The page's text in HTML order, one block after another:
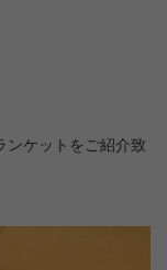
ンケットをご紹介致